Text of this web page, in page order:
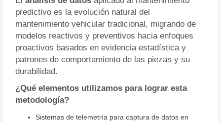
predictivo es la evolución natural del
mantenimiento vehicular tradicional, migrando de
modelos reactivos y preventivos hacia enfoques
proactivos basados en evidencia estadística y
patrones de comportamiento de las piezas y su
durabilidad.
¿Qué elementos utilizamos para lograr esta
metodología?
Sistemas de telemetría para captura de datos en